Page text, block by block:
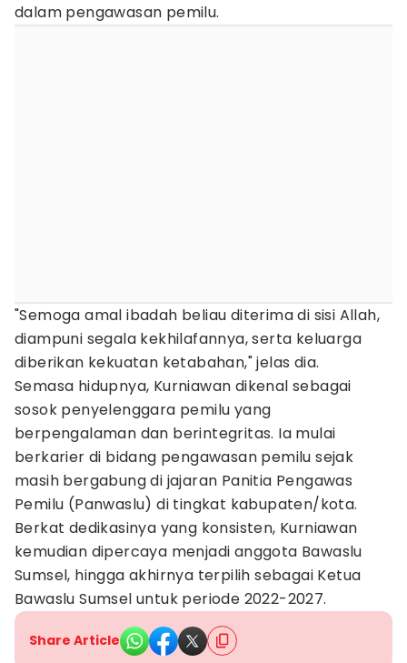
dalam pengawasan pemilu.
"Semoga amal ibadah beliau diterima di sisi Allah,
diampuni segala kekhilafannya, serta keluarga
diberikan kekuatan ketabahan," jelas dia.
Semasa hidupnya, Kurniawan dikenal sebagai
sosok penyelenggara pemilu yang
berpengalaman dan berintegritas. Ia mulai
berkarier di bidang pengawasan pemilu sejak
masih bergabung di jajaran Panitia Pengawas
Pemilu (Panwaslu) di tingkat kabupaten/kota.
Berkat dedikasinya yang konsisten, Kurniawan
kemudian dipercaya menjadi anggota Bawaslu
Sumsel, hingga akhirnya terpilih sebagai Ketua
Bawaslu Sumsel untuk periode 2022-2027.
Share Article